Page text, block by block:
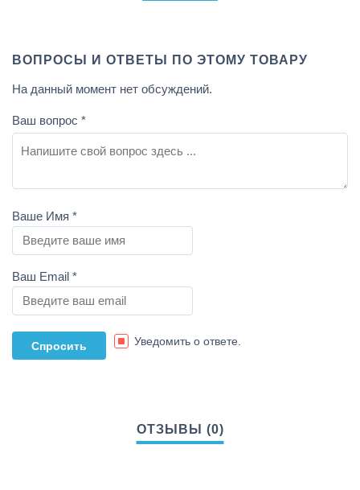
ВОПРОСЫ И ОТВЕТЫ ПО ЭТОМУ ТОВАРУ
На данный момент нет обсуждений.
Ваш вопрос *
Ваше Имя *
Ваш Email *
Уведомить о ответе.